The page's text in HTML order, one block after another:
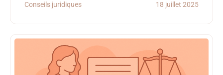
Conseils juridiques 18 juillet 2025